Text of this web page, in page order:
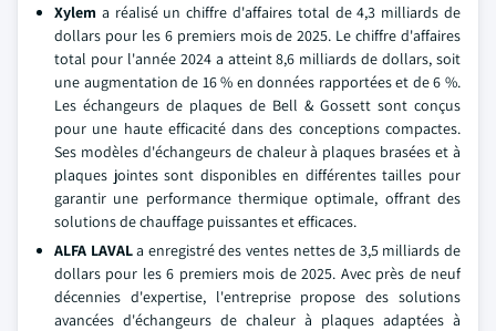
Xylem a réalisé un chiffre d'affaires total de 4,3 milliards de
dollars pour les 6 premiers mois de 2025. Le chiffre d'affaires
total pour l'année 2024 a atteint 8,6 milliards de dollars, soit
une augmentation de 16 % en données rapportées et de 6 %.
Les échangeurs de plaques de Bell & Gossett sont conçus
pour une haute efficacité dans des conceptions compactes.
Ses modèles d'échangeurs de chaleur à plaques brasées et à
plaques jointes sont disponibles en différentes tailles pour
garantir une performance thermique optimale, offrant des
solutions de chauffage puissantes et efficaces.
ALFA LAVALa enregistré des ventes nettes de 3,5 milliards de
dollars pour les 6 premiers mois de 2025. Avec près de neuf
décennies d'expertise, l'entreprise propose des solutions
avancées d'échangeurs de chaleur à plaques adaptées à